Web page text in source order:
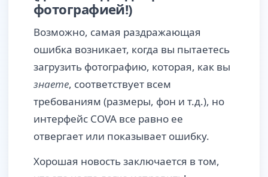
фотографией!)
Возможно, самая раздражающая
ошибка возникает, когда вы пытаетесь
загрузить фотографию, которая, как вы
знаете, соответствует всем
требованиям (размеры, фон и т.д.), но
интерфейс COVA все равно ее
отвергает или показывает ошибку.
Хорошая новость заключается в том,